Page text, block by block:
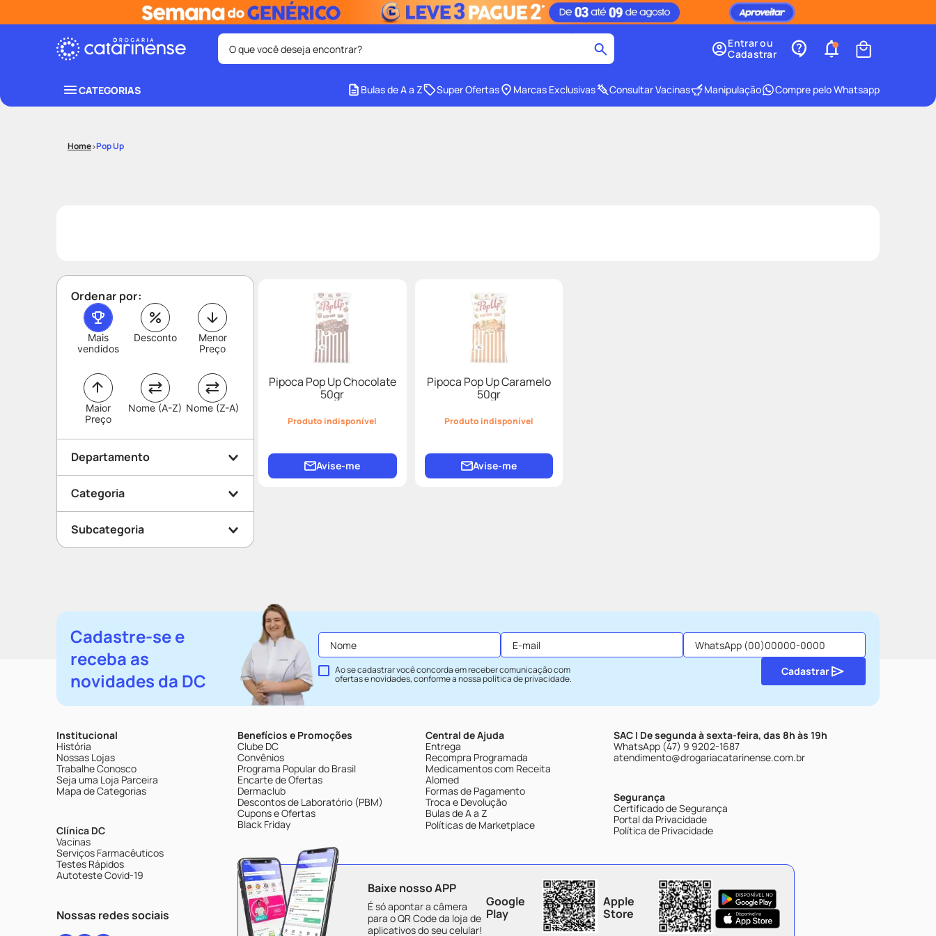
O que você deseja encontrar?
Entrar ou
Cadastrar
CATEGORIAS Bulas de A a Z Super Ofertas Marcas Exclusivas Consultar Vacinas Manipulação Compre pelo Whatsapp
Pop Up
Ordenar por:
Mais
vendidos
Desconto
Maior
Preço
Menor
Preço
Nome (A-Z) Nome (Z-A)
Departamento
Conveniência
Categoria
Alimentos
Subcategoria
Pipoca Pop Up Chocolate
50gr
Produto indisponível
Avise-me
Pipoca Pop Up Caramelo
50gr
Produto indisponível
Avise-me
Cadastre-se e
receba as
novidades da DC
Ao se cadastrar você concorda em receber comunicação com
ofertas e novidades, conforme a nossapolítica de privacidade.
Cadastrar
Institucional
História
Nossas Lojas
Trabalhe Conosco
Seja uma Loja Parceira
Mapa de Categorias
Clínica DC
Vacinas
Serviços Farmacêuticos
Testes Rápidos
Autoteste Covid-19
Nossas redes sociais
Benefícios e Promoções
Clube DC
Convênios
Programa Popular do Brasil
Encarte de Ofertas
Dermaclub
Descontos de Laboratório (PBM)
Cupons e Ofertas
Black Friday
Central de Ajuda
Entrega
Recompra Programada
Medicamentos com Receita
Alomed
Formas de Pagamento
Troca e Devolução
Bulas de A a Z
Políticas de Marketplace
SAC | De segunda à sexta-feira, das 8h às 19h
WhatsApp (47) 9 9202-1687
atendimento@drogariacatarinense.com.br
Segurança
Certificado de Segurança
Portal da Privacidade
Política de Privacidade
Baixe nosso APP
É só apontar a câmera
para o QR Code da loja de
aplicativos do seu celular!
Google
Play
Apple
Store